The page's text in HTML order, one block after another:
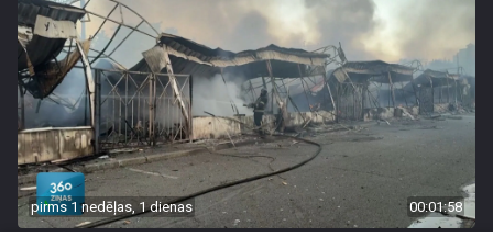
pirms 1 nedēļas, 1 dienas 00:01:58